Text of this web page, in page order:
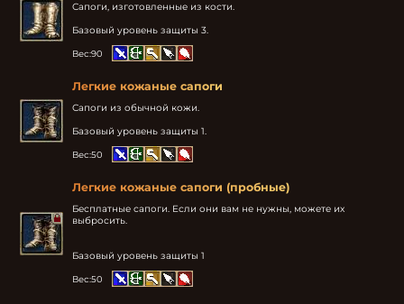
Сапоги, изготовленные из кости.
Базовый уровень защиты 3.
Вес:90
Легкие кожаные сапоги
Сапоги из обычной кожи.
Базовый уровень защиты 1.
Вес:50
Легкие кожаные сапоги (пробные)
Бесплатные сапоги. Если они вам не нужны, можете их
выбросить.
Базовый уровень защиты 1
Вес:50